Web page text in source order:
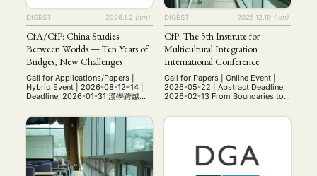
DIGEST 2026.1.2 {:en}
CfA/CfP: China Studies
Between Worlds — Ten Years of
Bridges, New Challenges
Call for Applications/Papers |
Hybrid Event | 2026-08-12–14 |
Deadline: 2026-01-31 漢學跨越世
Years of Bridges, New Challenges
漢學跨越世界——十年搭橋，新的挑
戰 From Classical Studies to
Contemporary Challenges:
Literature, History, Philosophy,
Economics, Technology, and
DIGEST 2025.12.19 {:en}
CfP: The 5th Institute for
Multicultural Integration
International Conference
Call for Papers | Online Event |
2026-05-22 | Abstract Deadline:
2026-02-13 From Boundaries to
The 5th IMI Annual International
Submission: February 13, 2026
The organizing committee of the
Institute for Multicultural